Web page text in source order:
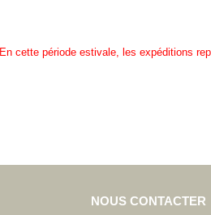
En cette période estivale, les expéditions
NOUS CONTACTER